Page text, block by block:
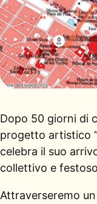
Dopo 50 giorni di
progetto artistico
celebra il suo
collettivo e
Attraverseremo